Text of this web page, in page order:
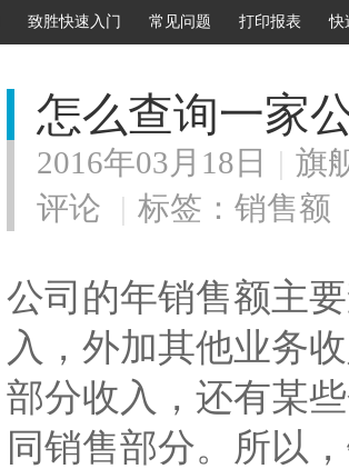
致胜快速入门 常见问题 打印报表 快
怎么查询一家
2016年03月18日 | 旗
评论
| 标签： 销售额
公司的年销售额主
入，外加其他业务
部分收入，还有某
同销售部分。所以